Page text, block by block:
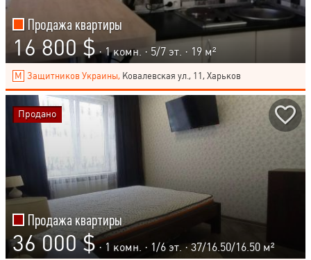
Продажа квартиры
16 800 $ · 1 комн. · 5/7 эт. · 19 м²
Защитников Украины, Ковалевская ул., 11, Харьков
Продажа квартиры
36 000 $ · 1 комн. · 1/6 эт. · 37/16.50/16.50 м²
Продано